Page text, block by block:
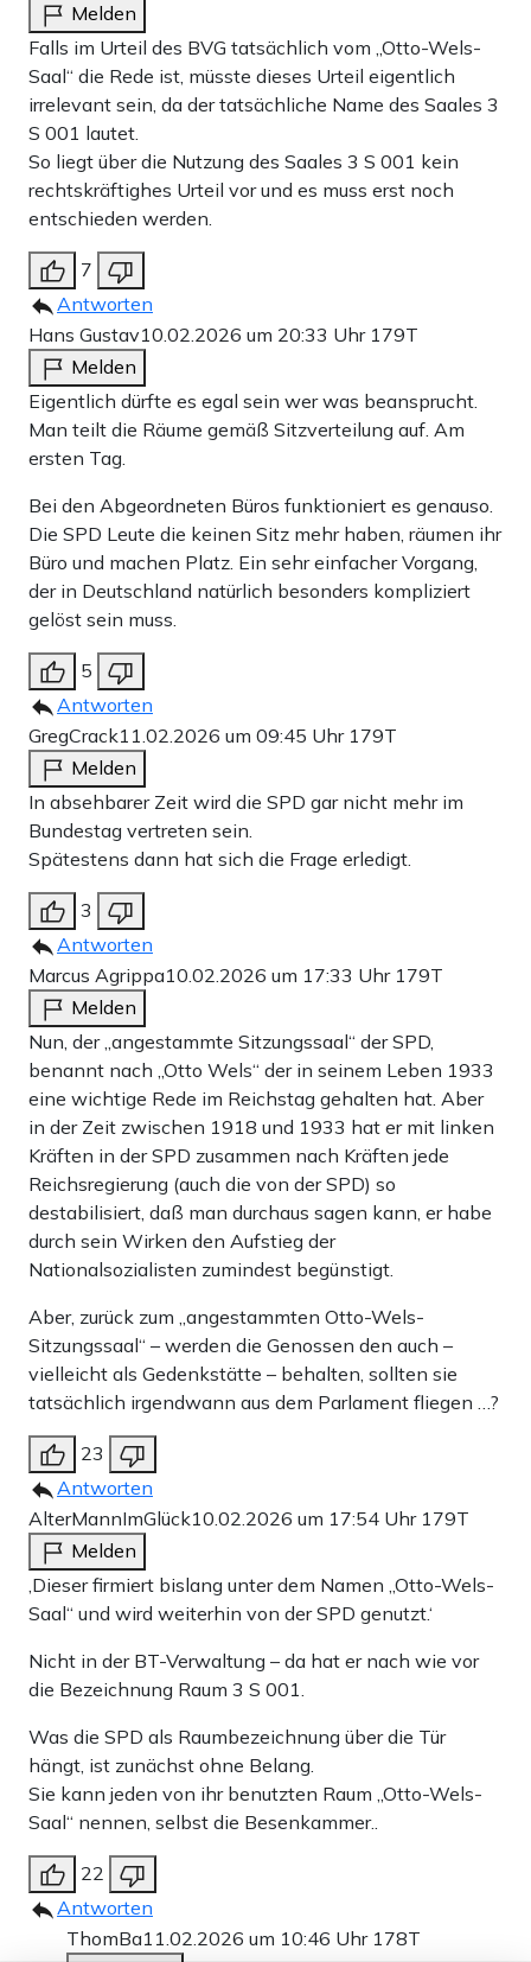
Melden
Falls im Urteil des BVG tatsächlich vom „Otto-Wels-
Saal“ die Rede ist, müsste dieses Urteil eigentlich
irrelevant sein, da der tatsächliche Name des Saales 3
S 001 lautet.
So liegt über die Nutzung des Saales 3 S 001 kein
rechtskräftighes Urteil vor und es muss erst noch
entschieden werden.
7
Antworten
Hans Gustav10.02.2026 um 20:33 Uhr 179T
Melden
Eigentlich dürfte es egal sein wer was beansprucht.
Man teilt die Räume gemäß Sitzverteilung auf. Am
ersten Tag.
Bei den Abgeordneten Büros funktioniert es genauso.
Die SPD Leute die keinen Sitz mehr haben, räumen ihr
Büro und machen Platz. Ein sehr einfacher Vorgang,
der in Deutschland natürlich besonders kompliziert
gelöst sein muss.
5
Antworten
GregCrack11.02.2026 um 09:45 Uhr 179T
Melden
In absehbarer Zeit wird die SPD gar nicht mehr im
Bundestag vertreten sein.
Spätestens dann hat sich die Frage erledigt.
3
Antworten
Marcus Agrippa10.02.2026 um 17:33 Uhr 179T
Melden
Nun, der „angestammte Sitzungssaal“ der SPD,
benannt nach „Otto Wels“ der in seinem Leben 1933
eine wichtige Rede im Reichstag gehalten hat. Aber
in der Zeit zwischen 1918 und 1933 hat er mit linken
Kräften in der SPD zusammen nach Kräften jede
Reichsregierung (auch die von der SPD) so
destabilisiert, daß man durchaus sagen kann, er habe
durch sein Wirken den Aufstieg der
Nationalsozialisten zumindest begünstigt.
Aber, zurück zum „angestammten Otto-Wels-
Sitzungssaal“ – werden die Genossen den auch –
vielleicht als Gedenkstätte – behalten, sollten sie
tatsächlich irgendwann aus dem Parlament fliegen …?
23
Antworten
AlterMannImGlück10.02.2026 um 17:54 Uhr 179T
Melden
‚Dieser firmiert bislang unter dem Namen „Otto-Wels-
Saal“ und wird weiterhin von der SPD genutzt.‘
Nicht in der BT-Verwaltung – da hat er nach wie vor
die Bezeichnung Raum 3 S 001.
Was die SPD als Raumbezeichnung über die Tür
hängt, ist zunächst ohne Belang.
Sie kann jeden von ihr benutzten Raum „Otto-Wels-
Saal“ nennen, selbst die Besenkammer..
22
Antworten
ThomBa11.02.2026 um 10:46 Uhr 178T